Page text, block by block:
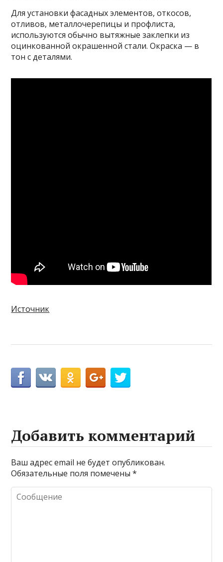
Для установки фасадных элементов, откосов,
отливов, металлочерепицы и профлиста,
используются обычно вытяжные заклепки из
оцинкованной окрашенной стали. Окраска — в
тон с деталями.
Источник
Добавить комментарий
Ваш адрес email не будет опубликован.
Обязательные поля помечены*